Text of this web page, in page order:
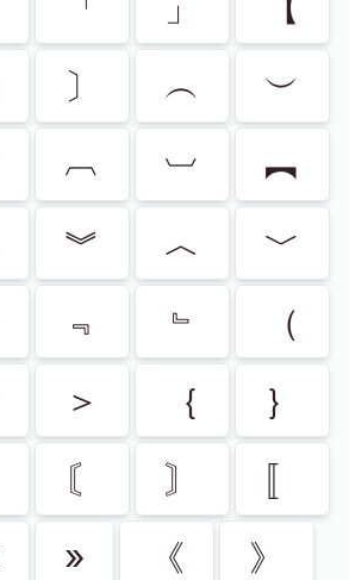
〕 ︵
︶
︹ ︺
︻
︾ ︿
﹀
﹃ ﹄
（
＞ ｛
｝
〘 〙
〚
» 《 》